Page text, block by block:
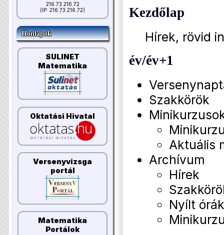
216.73.216.72
(IP: 216.73.216.72)
Honlapok
SULINET
Matematika
Oktatási Hivatal
Versenyvizsga
portál
Matematika
Portálok
Kezdőlap
Hírek, rövid
év/év+1
Szakkörök
Aktuális
Archívum
Hírek
Nyílt órák